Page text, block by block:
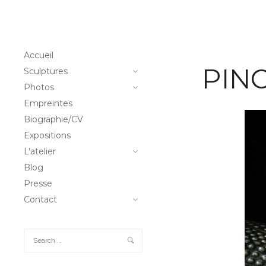
Accueil
Sculptures
Photos
Empreintes
Biographie/CV
Expositions
L’atelier
Blog
Presse
Contact